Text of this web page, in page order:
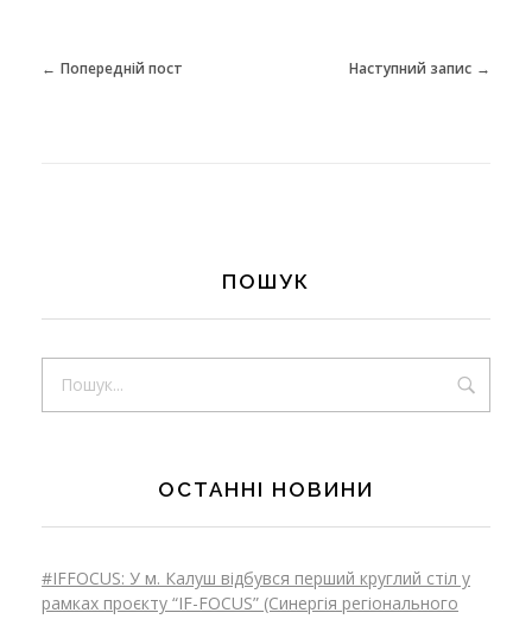
н
г
Попередній пост Наступний запис
ПОШУК
ОСТАННІ НОВИНИ
#IFFOCUS: У м. Калуш відбувся перший круглий стіл у
рамках проєкту “IF-FOCUS” (Синергія регіонального